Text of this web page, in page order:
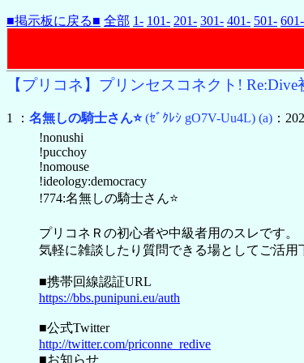
■掲示板に戻る■ 全部 1- 101- 201- 301- 401- 501- 601-
【プリコネ】プリンセスコネクト!
1 ： 名無しの騎士さん⭐(ｾﾞｸﾚｼ gO7V-Uu4L) (a) ：
!nonushi
!pucchoy
!nomouse
!ideology:democracy
!774:名無しの騎士さん⭐
プリコネＲの初心者や中級者用のスレです。
気軽に雑談したり質問できる場としてご活用
■携帯回線認証URL
https://bbs.punipuni.eu/auth
■公式Twitter
http://twitter.com/priconne_redive
■お知らせ